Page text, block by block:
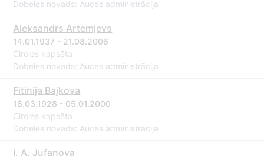
Dobeles novads: Auces administrācija
Aleksandrs Artemjevs
14.01.1937 - 21.08.2006
Ciroles kapsēta
Dobeles novads: Auces administrācija
Fitinija Bajkova
18.03.1928 - 05.01.2000
Ciroles kapsēta
Dobeles novads: Auces administrācija
I. A. Jufanova